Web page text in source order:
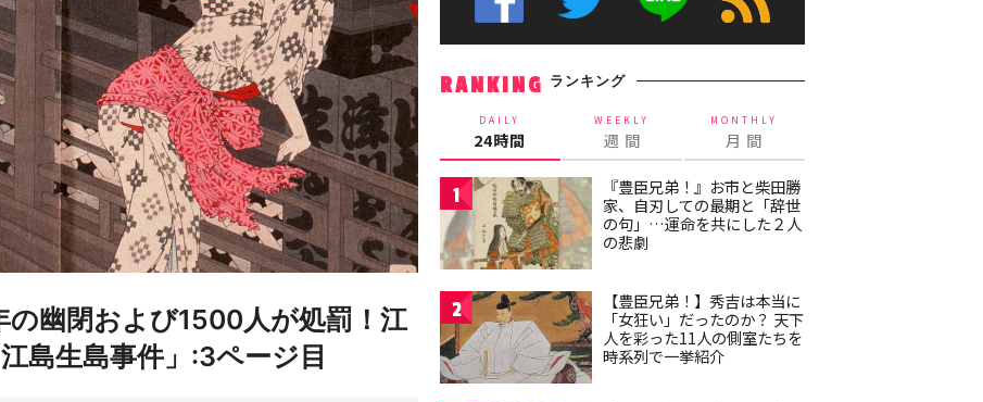
の幽閉および1500人が処罰！江
島生島事件」:3ページ目
RANKING ランキング
DAILY
24時間
WEEKLY
週 間
MONTHLY
月 間
1
『豊臣兄弟！』お市と柴田勝
家、自刃しての最期と「辞世
の句」…運命を共にした２人
の悲劇
2
【豊臣兄弟！】秀吉は本当に
「女狂い」だったのか？ 天下
人を彩った11人の側室たちを
時系列で一挙紹介